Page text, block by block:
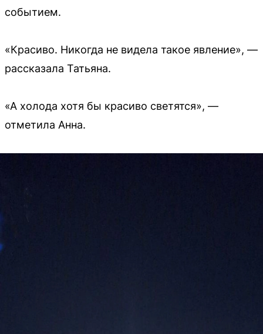
событием.
«Красиво. Никогда не видела такое явление», —
рассказала Татьяна.
«А холода хотя бы красиво светятся», —
отметила Анна.